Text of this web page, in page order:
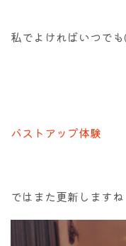
私でよければいつ
バストアップ体験
ではまた更新しますね